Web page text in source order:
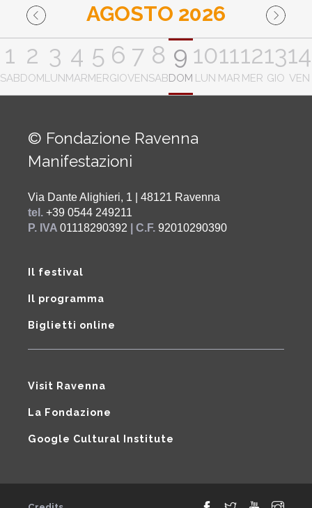
AGOSTO 2026
1
SAB
2
DOM
3
LUN
4
MAR
5
MER
6
GIO
7
VEN
8
SAB
9
DOM
10
LUN
11
MAR
12
MER
13
GIO
14
VEN
© Fondazione Ravenna
Manifestazioni
Via Dante Alighieri, 1 | 48121 Ravenna
tel. +39 0544 249211
P. IVA 01118290392 | C.F. 92010290390
Il festival
Il programma
Biglietti online
Visit Ravenna
La Fondazione
Google Cultural Institute